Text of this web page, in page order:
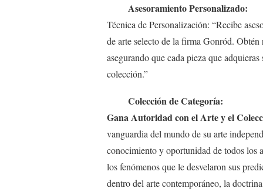
Asesoramiento Personalizado:
Técnica de Personalización: “Recibe
de arte selecto de la firma Gonród.
asegurando que cada pieza que
colección.”
Colección de Categoría:
Gana Autoridad con el Arte y el
vanguardia del mundo de su arte
conocimiento y oportunidad de todos los
los fenómenos que le desvelaron sus
dentro del arte contemporáneo, la